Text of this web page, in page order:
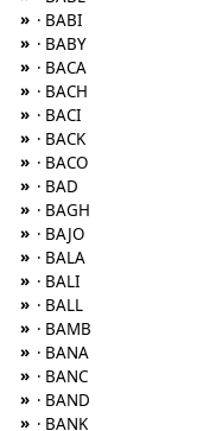
» · BABI
» · BABY
» · BACA
» · BACH
» · BACI
» · BACK
» · BACO
» · BAD
» · BAGH
» · BAJO
» · BALA
» · BALI
» · BALL
» · BAMB
» · BANA
» · BANC
» · BAND
» · BANK